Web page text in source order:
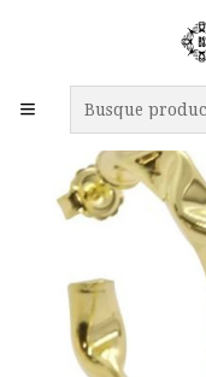
ENVÍO GRATIS A